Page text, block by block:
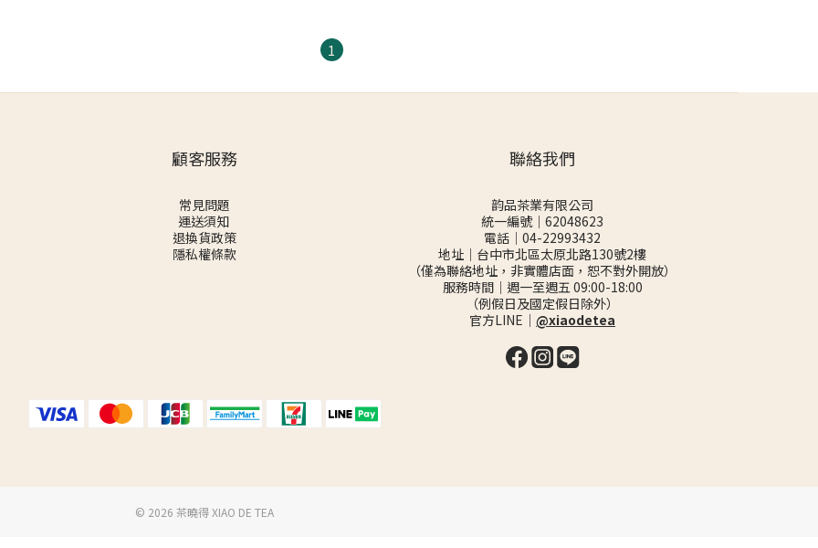
1
顧客服務
常見問題
運送須知
退換貨政策
隱私權條款
聯絡我們
韵品茶業有限公司
統一編號｜62048623
電話｜04-22993432
地址｜台中市北區太原北路130號2樓
（僅為聯絡地址，非實體店面，恕不對外開放）
服務時間｜週一至週五 09:00-18:00
（例假日及國定假日除外）
官方LINE｜ @xiaodetea
©️ 2026 茶曉得 XIAO DE TEA